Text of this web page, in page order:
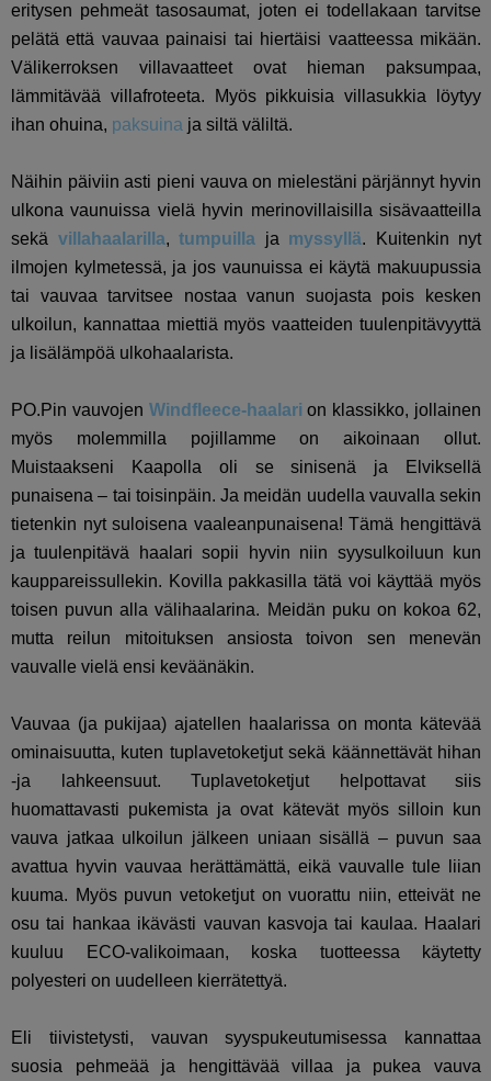
eritysen pehmeät tasosaumat, joten ei todellakaan tarvitse
pelätä että vauvaa painaisi tai hiertäisi vaatteessa mikään.
Välikerroksen villavaatteet ovat hieman paksumpaa,
lämmitävää villafroteeta. Myös pikkuisia villasukkia löytyy
ihan ohuina, paksuina ja siltä väliltä.
Näihin päiviin asti pieni vauva on mielestäni pärjännyt hyvin
ulkona vaunuissa vielä hyvin merinovillaisilla sisävaatteilla
sekä villahaalarilla,tumpuilla ja myssyllä. Kuitenkin nyt
ilmojen kylmetessä, ja jos vaunuissa ei käytä makuupussia
tai vauvaa tarvitsee nostaa vanun suojasta pois kesken
ulkoilun, kannattaa miettiä myös vaatteiden tuulenpitävyyttä
ja lisälämpöä ulkohaalarista.
PO.Pin vauvojen Windfleece-haalari on klassikko, jollainen
myös molemmilla pojillamme on aikoinaan ollut.
Muistaakseni Kaapolla oli se sinisenä ja Elviksellä
punaisena – tai toisinpäin. Ja meidän uudella vauvalla sekin
tietenkin nyt suloisena vaaleanpunaisena! Tämä hengittävä
ja tuulenpitävä haalari sopii hyvin niin syysulkoiluun kun
kauppareissullekin. Kovilla pakkasilla tätä voi käyttää myös
toisen puvun alla välihaalarina. Meidän puku on kokoa 62,
mutta reilun mitoituksen ansiosta toivon sen menevän
vauvalle vielä ensi keväänäkin.
Vauvaa (ja pukijaa) ajatellen haalarissa on monta kätevää
ominaisuutta, kuten tuplavetoketjut sekä käännettävät hihan
-ja lahkeensuut. Tuplavetoketjut helpottavat siis
huomattavasti pukemista ja ovat kätevät myös silloin kun
vauva jatkaa ulkoilun jälkeen uniaan sisällä – puvun saa
avattua hyvin vauvaa herättämättä, eikä vauvalle tule liian
kuuma. Myös puvun vetoketjut on vuorattu niin, etteivät ne
osu tai hankaa ikävästi vauvan kasvoja tai kaulaa. Haalari
kuuluu ECO-valikoimaan, koska tuotteessa käytetty
polyesteri on uudelleen kierrätettyä.
Eli tiivistetysti, vauvan syyspukeutumisessa kannattaa
suosia pehmeää ja hengittävää villaa ja pukea vauva